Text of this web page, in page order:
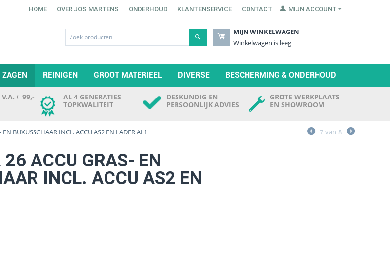
HOME OVER JOS MARTENS ONDERHOUD KLANTENSERVICE CONTACT MIJN ACCOUNT
MIJN WINKELWAGEN
Winkelwagen is leeg
ZAGEN REINIGEN GROOT MATERIEEL DIVERSE BESCHERMING & ONDERHOUD
V.A. € 99,-
AL 4 GENERATIES
TOPKWALITEIT
DESKUNDIG EN
PERSOONLIJK ADVIES
GROTE WERKPLAATS
EN SHOWROOM
BUXUSSCHAAR INCL. ACCU AS2 EN LADER AL1 7 van 8
ACCU GRAS- EN
INCL. ACCU AS2 EN